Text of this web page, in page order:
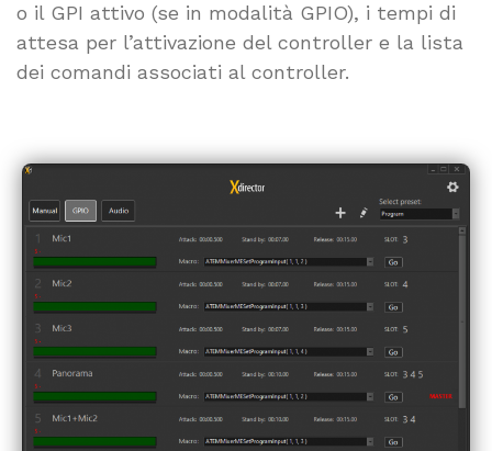
o il GPI attivo (se in modalità GPIO), i tempi di
attesa per l’attivazione del controller e la lista
dei comandi associati al controller.